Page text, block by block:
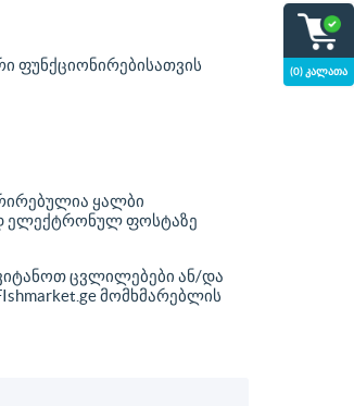
(0) კალათა
ფუნქციონირებისათვის
ყალბი
ელექტრონულ ფოსტაზე
ცვლილებები ან/და
მომხმარებლის